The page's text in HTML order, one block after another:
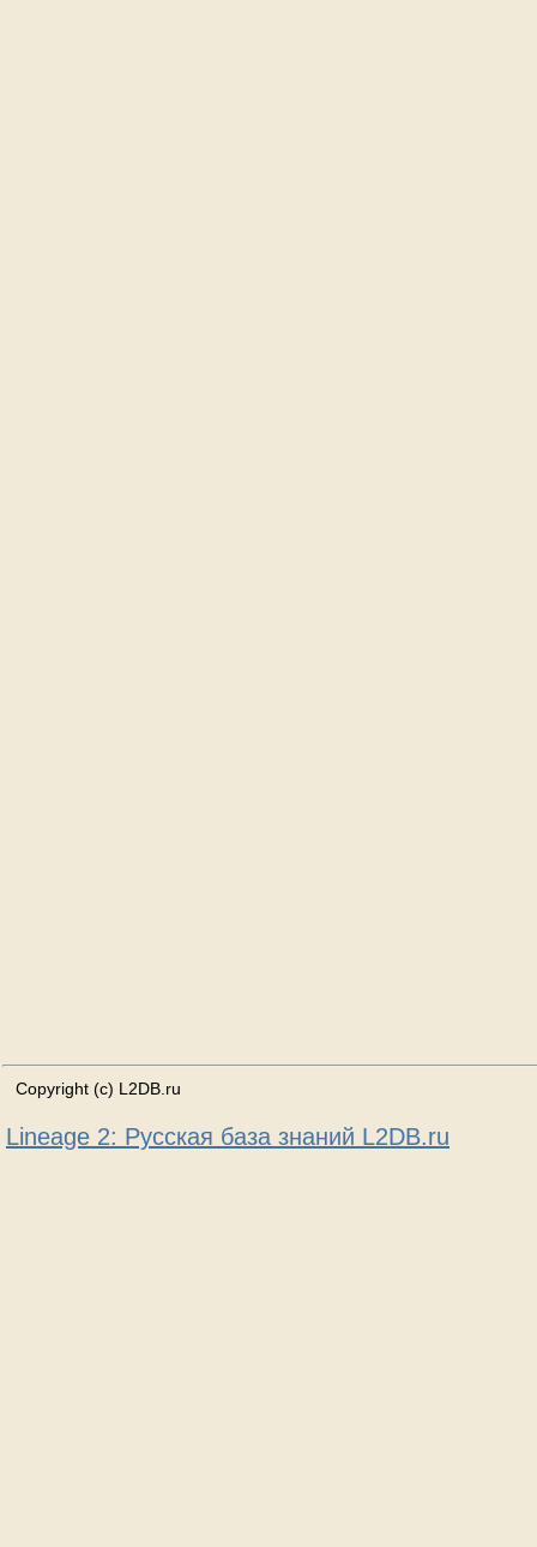
Copyright (c) L2DB.ru
Lineage 2: Русская база знаний L2DB.ru